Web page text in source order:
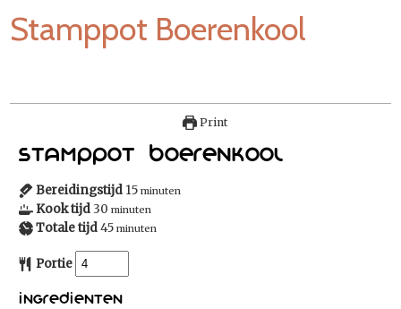
Stamppot Boerenkool
Print
Stamppot Boerenkool
Bereidingstijd 15 minuten
Kook tijd 30 minuten
Totale tijd45 minuten
Portie
Ingredienten